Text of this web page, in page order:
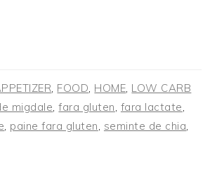
FOOD HOME LOW CARB
migdale ,fara gluten fara lactate
paine fara gluten seminte de chia